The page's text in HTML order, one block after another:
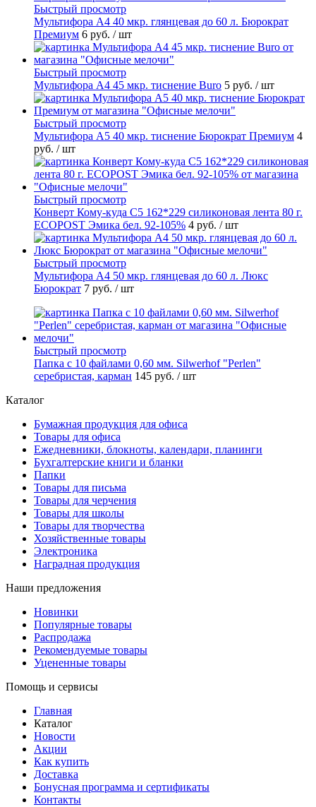
Быстрый просмотр
Мультифора А4 40 мкр. глянцевая до 60 л. Бюрократ
Премиум 6 руб. / шт
Быстрый просмотр
Мультифора А4 45 мкр. тиснение Buro 5 руб. / шт
Быстрый просмотр
Мультифора А5 40 мкр. тиснение Бюрократ Премиум 4
руб. / шт
Быстрый просмотр
Конверт Кому-куда С5 162*229 силиконовая лента 80 г.
ECOPOST Эмика бел. 92-105% 4 руб. / шт
Быстрый просмотр
Мультифора А4 50 мкр. глянцевая до 60 л. Люкс
Бюрократ 7 руб. / шт
Быстрый просмотр
Папка с 10 файлами 0,60 мм. Silwerhof "Perlen"
серебристая, карман 145 руб. / шт
Каталог
Бумажная продукция для офиса
Товары для офиса
Ежедневники, блокноты, календари, планинги
Бухгалтерские книги и бланки
Папки
Товары для письма
Товары для черчения
Товары для школы
Товары для творчества
Хозяйственные товары
Электроника
Наградная продукция
Наши предложения
Новинки
Популярные товары
Распродажа
Рекомендуемые товары
Уцененные товары
Помощь и сервисы
Главная
Каталог
Новости
Акции
Как купить
Доставка
Бонусная программа и сертификаты
Контакты